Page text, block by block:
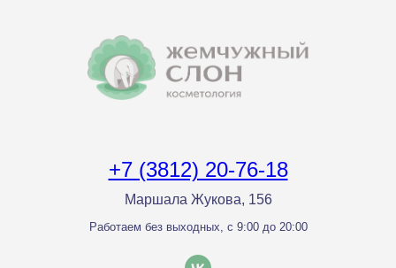
+7 (3812) 20-76-18
Маршала Жукова, 156
Работаем без выходных, с 9:00 до 20:00